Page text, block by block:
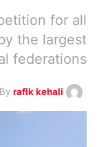
for all
the largest
federations
By rafik kehali